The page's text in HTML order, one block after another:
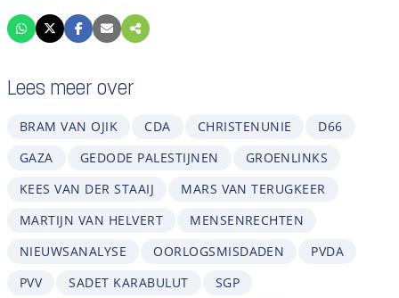
Lees meer over
BRAM VAN OJIK CDA CHRISTENUNIE
D66
GAZA
GEDODE PALESTIJNEN
GROENLINKS
KEES VAN DER STAAIJ
MARS VAN TERUGKEER
MARTIJN VAN HELVERT
MENSENRECHTEN
NIEUWSANALYSE
OORLOGSMISDADEN
PVDA
PVV
SADET KARABULUT
SGP